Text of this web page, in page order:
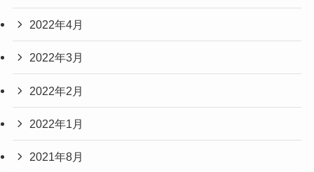
2022年4月
2022年3月
2022年2月
2022年1月
2021年8月